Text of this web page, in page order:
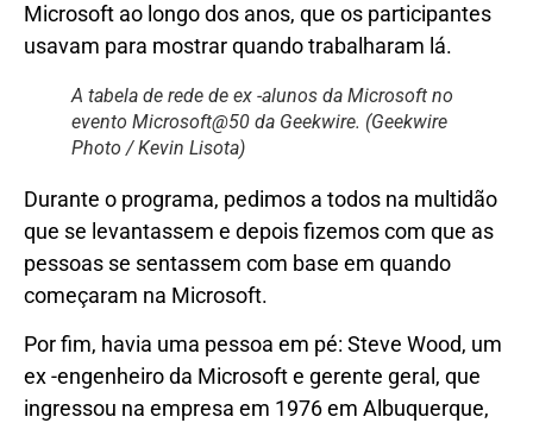
Microsoft ao longo dos anos, que os participantes
usavam para mostrar quando trabalharam lá.
A tabela de rede de ex -alunos da Microsoft no
evento Microsoft@50 da Geekwire. (Geekwire
Photo / Kevin Lisota)
Durante o programa, pedimos a todos na multidão
que se levantassem e depois fizemos com que as
pessoas se sentassem com base em quando
começaram na Microsoft.
Por fim, havia uma pessoa em pé: Steve Wood, um
ex -engenheiro da Microsoft e gerente geral, que
ingressou na empresa em 1976 em Albuquerque,